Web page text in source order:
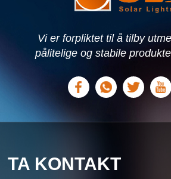
Vi er forpliktet til å tilby
pålitelige og stabile
TA KONTAKT